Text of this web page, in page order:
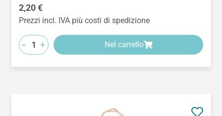
Prezzo normale:
2,20 €
Prezzi incl. IVA più costi di spedizione
- + Nel carrello